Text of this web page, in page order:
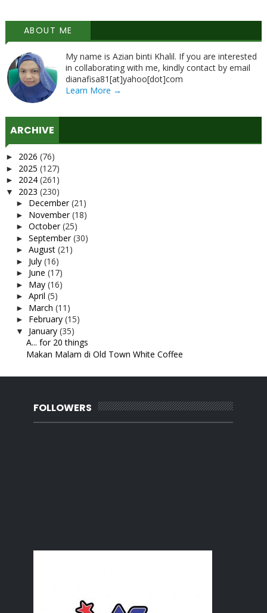
ABOUT ME
My name is Azian binti Khalil. If you are interested
in collaborating with me, kindly contact by email
dianafisa81[at]yahoo[dot]com
Learn More →
ARCHIVE
► 2026 (76)
► 2025 (127)
► 2024 (261)
▼ 2023 (230)
► December(21)
► November(18)
► October(25)
► September(30)
► August (21)
► July (16)
► June (17)
► May (16)
► April (5)
► March (11)
► February (15)
▼ January (35)
A... for 20 things
Makan Malam di Old Town White Coffee
Melawat Kebun
Chinese New Year Celebration and Ramadhan Buffet P...
Sambal ikan bilis petai
Beli Orkid di Shopee
10 Etika Hadir Mesyuarat
Asah Fikiran dengan Senaman Otak
Wordless Wednesday : Butter Cookies
FOLLOWERS